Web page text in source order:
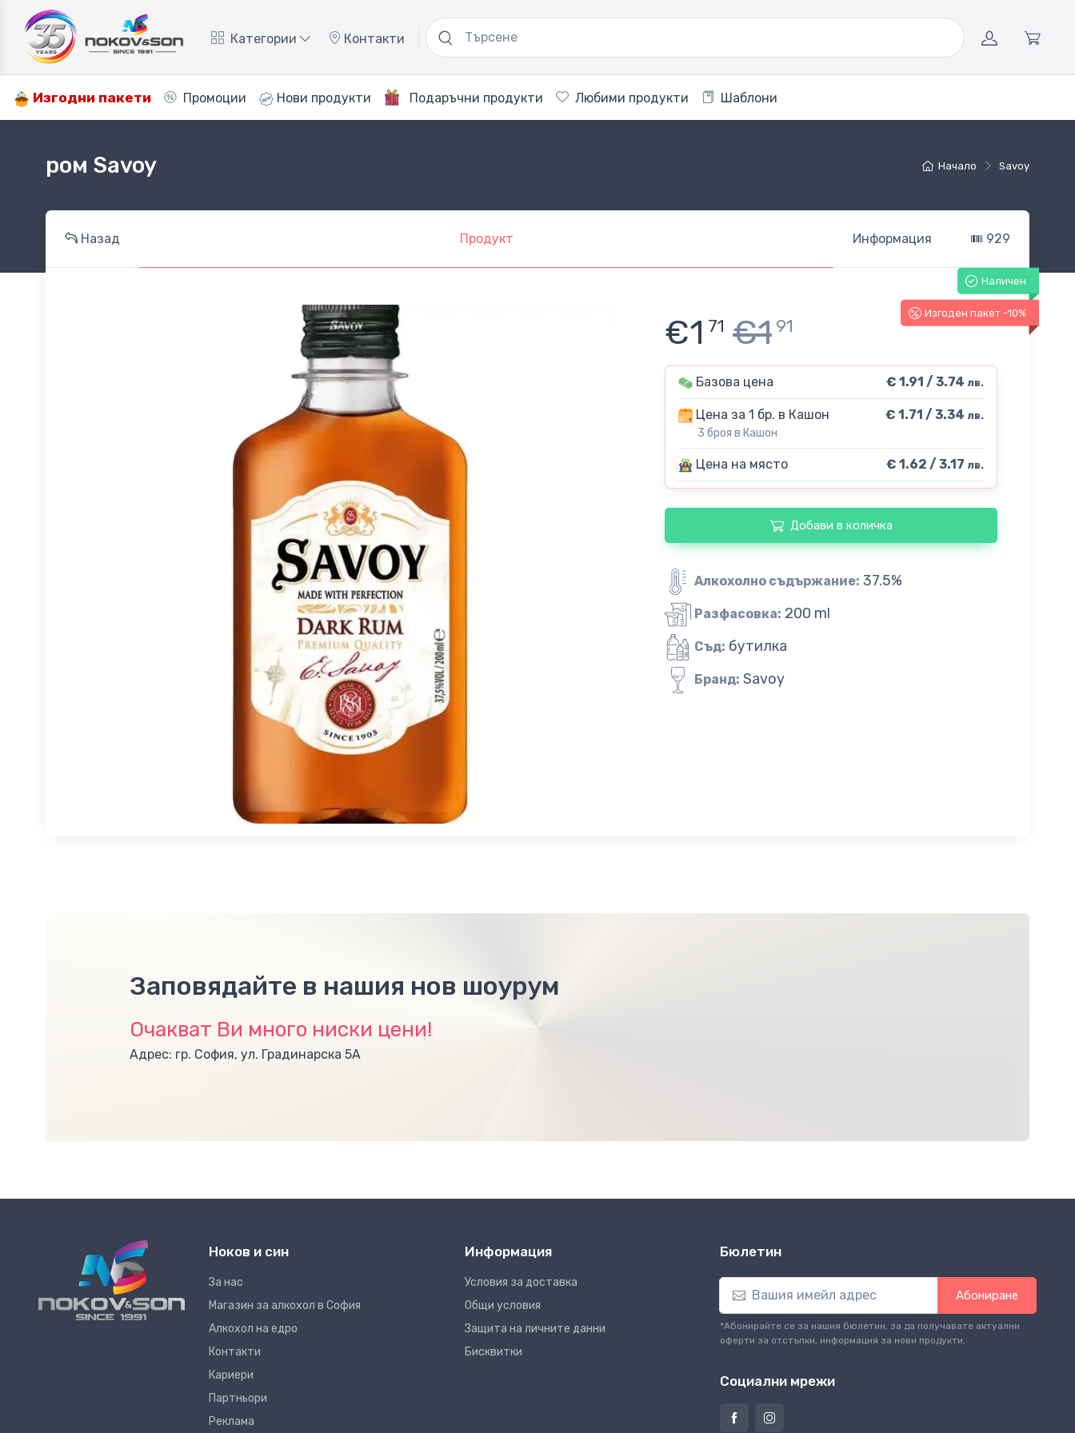
Категории Контакти
Изгодни пакети Промоции Нови продукти Подаръчни продукти Любими продукти Шаблони
Начало Savoy
ром Savoy
Назад Продукт Информация 929
Наличен
Изгоден пакет -10%
€1 71 €1 91
Базова цена € 1.91 / 3.74 лв.
Цена за 1 бр. в Кашон
3 броя в Кашон
€ 1.71 / 3.34 лв.
Цена на място € 1.62 / 3.17 лв.
Добави в количка
Алкохолно съдържание: 37.5%
Разфасовка: 200 ml
Съд: бутилка
Бранд: Savoy
Заповядайте в нашия нов шоурум
Очакват Ви много ниски цени!
Адрес: гр. София, ул. Градинарска 5А
Ноков и син
За нас
Магазин за алкохол в София
Алкохол на едро
Контакти
Кариери
Партньори
Реклама
Информация
Условия за доставка
Общи условия
Защита на личните данни
Бисквитки
Бюлетин
Абониране
*Абонирайте се за нашия бюлетин, за да получавате актуални
оферти за отстъпки, информация за нови продукти.
Социални мрежи